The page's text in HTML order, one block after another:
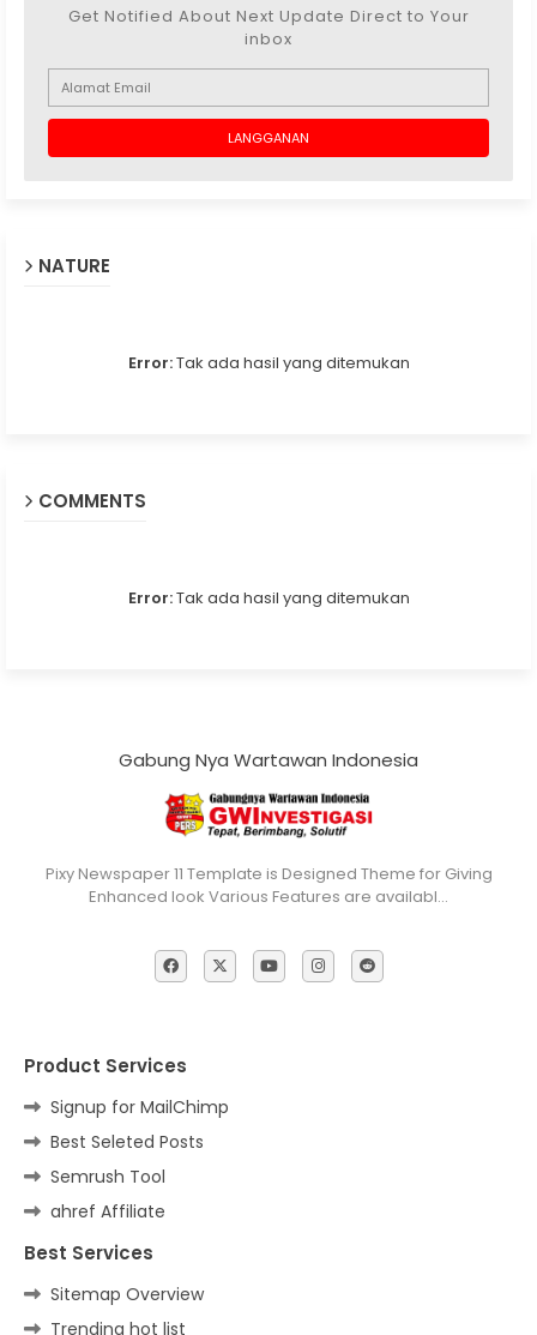
Get Notified About Next Update Direct to Your
inbox
NATURE
Error:Tak ada hasil yang ditemukan
COMMENTS
Error:Tak ada hasil yang ditemukan
Gabung Nya Wartawan Indonesia
Pixy Newspaper 11 Template is Designed Theme for Giving
Enhanced look Various Features are availabl…
Product Services
Signup for MailChimp
Best Seleted Posts
Semrush Tool
ahref Affiliate
Best Services
Sitemap Overview
Trending hot list